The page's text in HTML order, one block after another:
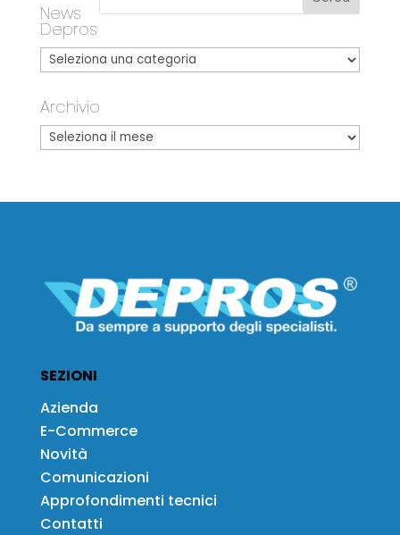
News
Depros
Archivio
SEZIONI
Azienda
E-Commerce
Novità
Comunicazioni
Approfondimenti tecnici
Contatti